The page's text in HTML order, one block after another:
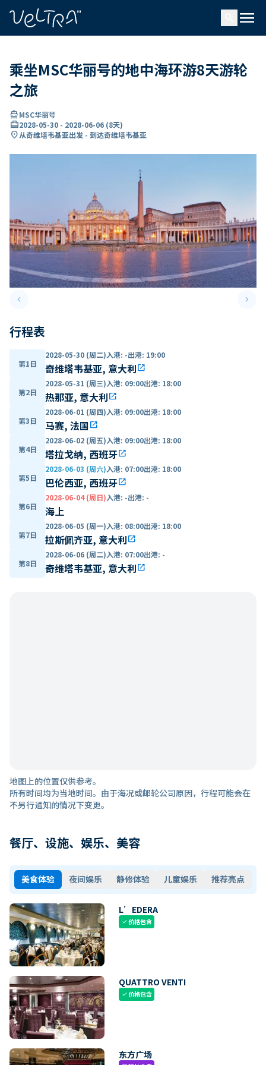
menu
乘坐MSC华丽号的地中海环游8天游轮
之旅
directions_boatMSC华丽号
card_travel2028-05-30 - 2028-06-06 (8天)
location_on从奇维塔韦基亚出发 - 到达奇维塔韦基亚
keyboard_arrow_leftPrevious slide keyboard_arrow_right
行程表
第1日
2028-05-30 (周二)入港: -出港: 19:00
奇维塔韦基亚, 意大利open_in_new
第2日
2028-05-31 (周三)入港: 09:00出港: 18:00
热那亚, 意大利open_in_new
第3日
2028-06-01 (周四)入港: 09:00出港: 18:00
马赛, 法国open_in_new
第4日
2028-06-02 (周五)入港: 09:00出港: 18:00
塔拉戈纳, 西班牙open_in_new
第5日
2028-06-03 (周六)入港: 07:00出港: 18:00
巴伦西亚, 西班牙open_in_new
第6日
2028-06-04 (周日)入港: -出港: -
海上
第7日
2028-06-05 (周一)入港: 08:00出港: 18:00
拉斯佩齐亚, 意大利open_in_new
第8日
2028-06-06 (周二)入港: 07:00出港: -
奇维塔韦基亚, 意大利open_in_new
地图上的位置仅供参考。
所有时间均为当地时间。由于海况或邮轮公司原因，行程可能会在
不另行通知的情况下变更。
餐厅、设施、娱乐、美容
美食体验 夜间娱乐 静修体验 儿童娱乐 推荐亮点
L’EDERA
check价格包含
QUATTRO VENTI
check价格包含
东方广场